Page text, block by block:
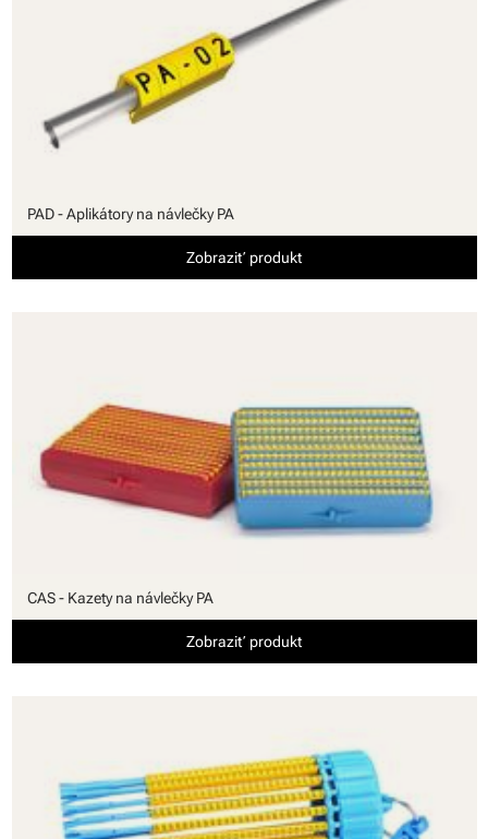
PAD - Aplikátory na návlečky PA
Zobraziť produkt
CAS - Kazety na návlečky PA
Zobraziť produkt